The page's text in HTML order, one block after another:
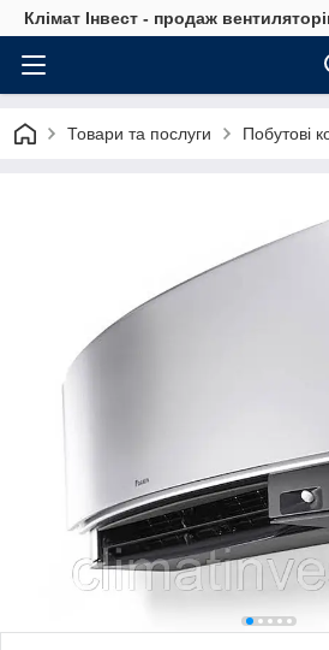
Клімат Інвест - продаж
Товари та послуги Побутові